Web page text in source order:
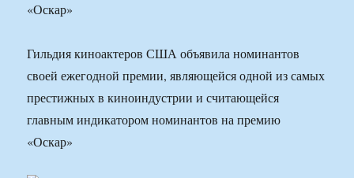
«Оскар»
Гильдия киноактеров США объявила номинантов
своей ежегодной премии, являющейся одной из самых
престижных в киноиндустрии и считающейся
главным индикатором номинантов на премию
«Оскар»